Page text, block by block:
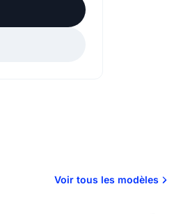
Voir tous les modèles